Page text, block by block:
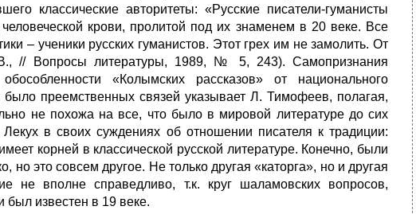
классические авторитеты: «Русские писатели-гуманисты
крови, пролитой под их знаменем в 20 веке. Все
– ученики русских гуманистов. Этот грех им не замолить. От
// Вопросы литературы, 1989, № 5, 243). Самопризнания
«Колымских рассказов» от национального
было преемственных связей указывает Л. Тимофеев, полагая,
не похожа на все, что было в мировой литературе до сих
в своих суждениях об отношении писателя к традиции:
корней в классической русской литературе. Конечно, были
но это совсем другое. Не только другая «каторга», но и другая
не вполне справедливо, т.к. круг шаламовских вопросов,
был известен в 19 веке.